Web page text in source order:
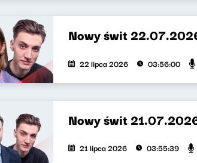
Nowy świt
22 lipca 2026 03:56:00
Nowy świt
21 lipca 2026 03:55:39